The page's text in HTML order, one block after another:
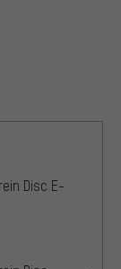
Disc E-